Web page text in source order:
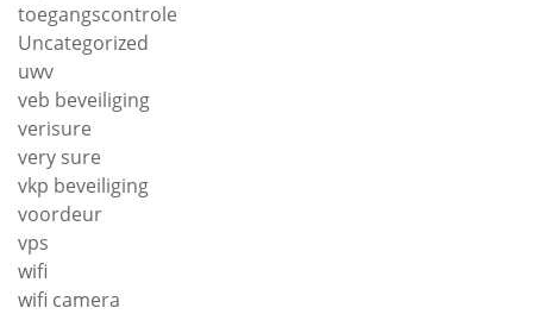
toegangscontrole
Uncategorized
uwv
veb beveiliging
verisure
very sure
vkp beveiliging
voordeur
vps
wifi
wifi camera